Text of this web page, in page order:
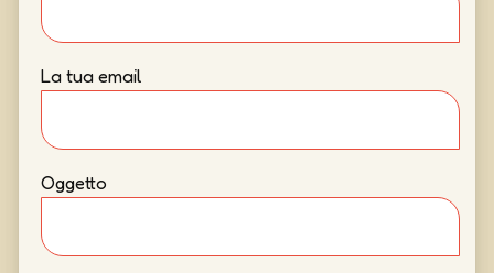
La tua email
Oggetto